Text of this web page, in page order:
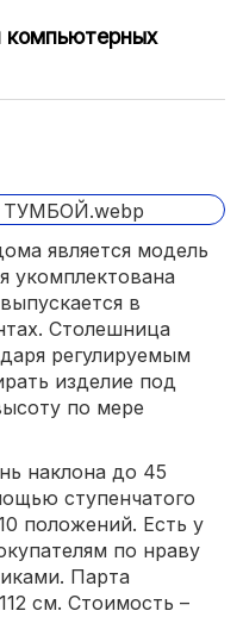
компьютерных
является модель
укомплектована
в
Столешница
регулируемым
изделие под
по мере
наклона до 45
ступенчатого
положений. Есть у
по нраву
Парта
см. Стоимость –